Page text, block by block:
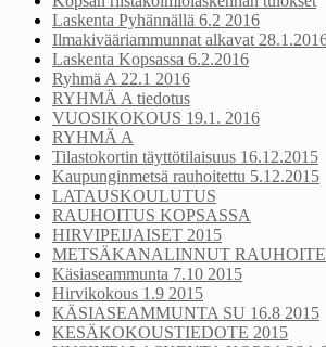
Laskenta Pyhännällä 6.2 2016
Ilmakivääriammunnat alkavat
Laskenta Kopsassa 6.2.2016
Ryhmä A 22.1 2016
RYHMÄ A tiedotus
VUOSIKOKOUS 19.1. 2016
RYHMÄ A
Tilastokortin täyttötilaisuus 16.12.2015
Kaupunginmetsä rauhoitettu 5.12.2015
LATAUSKOULUTUS
RAUHOITUS KOPSASSA
HIRVIPEIJAISET 2015
METSÄKANALINNUT
Käsiaseammunta 7.10 2015
Hirvikokous 1.9 2015
KÄSIASEAMMUNTA SU 16.8 2015
KESÄKOKOUSTIEDOTE 2015